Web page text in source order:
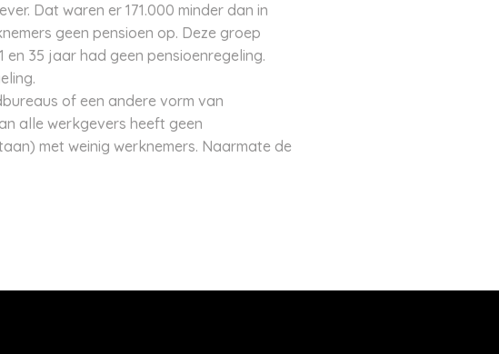
Dat waren er 171.000 minder dan in
geen pensioen op. Deze groep
35 jaar had geen pensioenregeling.
of een andere vorm van
alle werkgevers heeft geen
met weinig werknemers. Naarmate de